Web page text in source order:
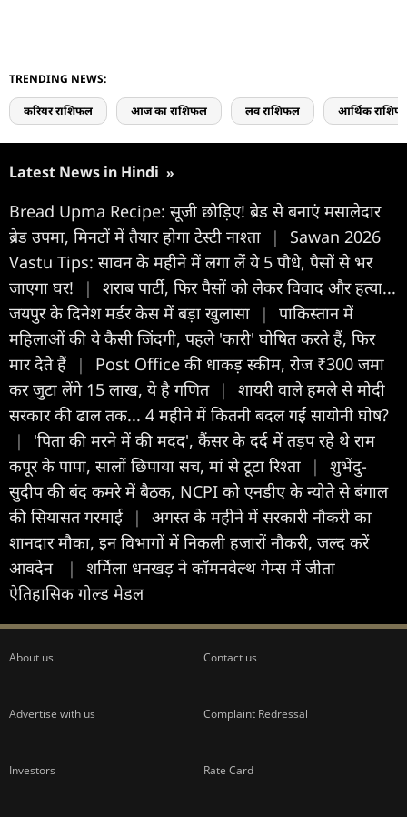
TRENDING NEWS:
करियर राशिफल आज का राशिफल लव राशिफल आर्थिक
Latest News in Hindi »
Bread Upma Recipe: सूजी छोड़िए! ब्रेड से बनाएं मसालेदार
ब्रेड उपमा, मिनटों में तैयार होगा टेस्टी नाश्ता
|
Sawan 2026
Vastu Tips: सावन के महीने में लगा लें ये 5 पौधे, पैसों से भर
जाएगा घर!
|
शराब पार्टी, फिर पैसों को लेकर विवाद और हत्या...
जयपुर के दिनेश मर्डर केस में बड़ा खुलासा
|
पाकिस्तान में
महिलाओं की ये कैसी जिंदगी, पहले 'कारी' घोषित करते हैं, फिर
मार देते हैं
|
Post Office की धाकड़ स्कीम, रोज ₹300 जमा
कर जुटा लेंगे 15 लाख, ये है गणित |
शायरी वाले हमले से मोदी
सरकार की ढाल तक... 4 महीने में कितनी बदल गईं सायोनी घोष?
|
'पिता की मरने में की मदद', कैंसर के दर्द में तड़प रहे थे राम
कपूर के पापा, सालों छिपाया सच, मां से टूटा रिश्ता
|
शुभेंदु-
सुदीप की बंद कमरे में बैठक, NCPI को एनडीए के न्योते से बंगाल
की सियासत गरमाई
|
अगस्त के महीने में सरकारी नौकरी का
शानदार मौका, इन विभागों में निकली हजारों नौकरी, जल्द करें
आवदेन
|
शर्मिला धनखड़ ने कॉमनवेल्थ गेम्स में जीता
ऐतिहासिक गोल्ड मेडल
About us Contact us
Advertise with us Complaint Redressal
Investors Rate Card